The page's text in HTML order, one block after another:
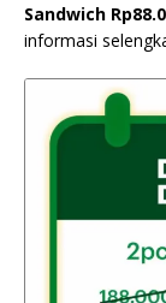
Sandwich
informasi